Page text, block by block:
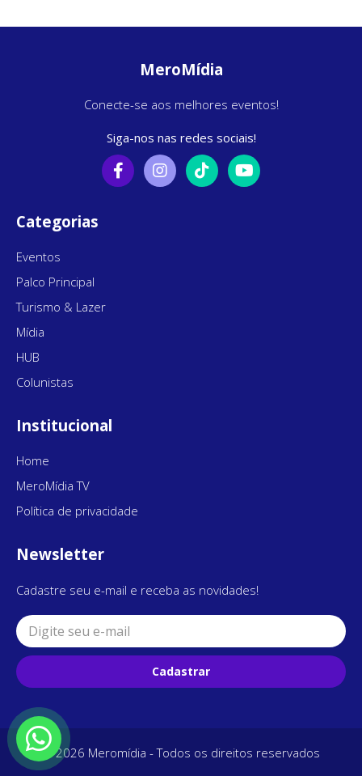
MeroMídia
Conecte-se aos melhores eventos!
Siga-nos nas redes sociais!
Categorias
Eventos
Palco Principal
Turismo & Lazer
Mídia
HUB
Colunistas
Institucional
Home
MeroMídia TV
Política de privacidade
Newsletter
Cadastre seu e-mail e receba as novidades!
Cadastrar
© 2026 Meromídia - Todos os direitos reservados